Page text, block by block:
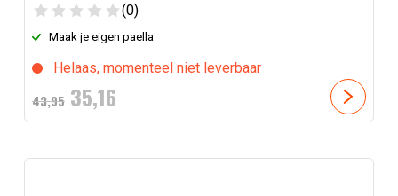
(0)
Maak je eigen paella
Helaas, momenteel niet leverbaar
43,95 Oorspronkelijke
prijs
was:
35,16Huidige
prijs
is: